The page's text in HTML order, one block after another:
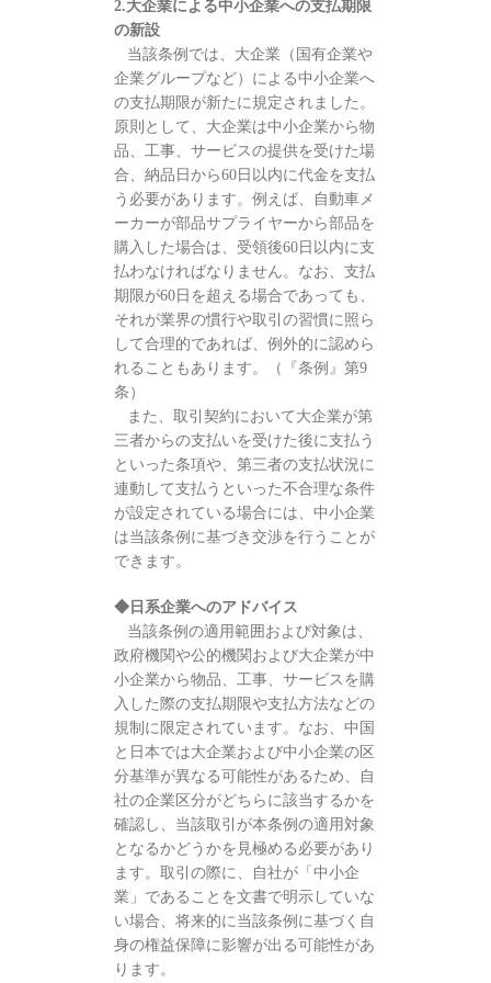
2.大企業による中小企業への支払期限
の新設
当該条例では、大企業（国有企業や
企業グループなど）による中小企業へ
の支払期限が新たに規定されました。
原則として、大企業は中小企業から物
品、工事、サービスの提供を受けた場
合、納品日から60日以内に代金を支払
う必要があります。例えば、自動車メ
ーカーが部品サプライヤーから部品を
購入した場合は、受領後60日以内に支
払わなければなりません。なお、支払
期限が60日を超える場合であっても、
それが業界の慣行や取引の習慣に照ら
して合理的であれば、例外的に認めら
れることもあります。（『条例』第9
条）
また、取引契約において大企業が第
三者からの支払いを受けた後に支払う
といった条項や、第三者の支払状況に
連動して支払うといった不合理な条件
が設定されている場合には、中小企業
は当該条例に基づき交渉を行うことが
できます。
◆日系企業へのアドバイス
当該条例の適用範囲および対象は、
政府機関や公的機関および大企業が中
小企業から物品、工事、サービスを購
入した際の支払期限や支払方法などの
規制に限定されています。なお、中国
と日本では大企業および中小企業の区
分基準が異なる可能性があるため、自
社の企業区分がどちらに該当するかを
確認し、当該取引が本条例の適用対象
となるかどうかを見極める必要があり
ます。取引の際に、自社が「中小企
業」であることを文書で明示していな
い場合、将来的に当該条例に基づく自
身の権益保障に影響が出る可能性があ
ります。